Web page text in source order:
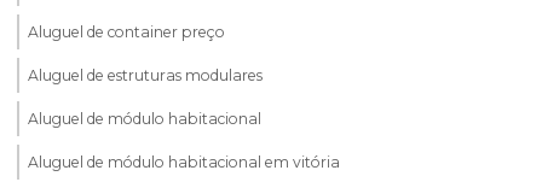
Aluguel de container preço
Aluguel de estruturas modulares
Aluguel de módulo habitacional
Aluguel de módulo habitacional em vitória